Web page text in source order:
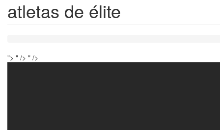
atletas de élite
"> " /> " />